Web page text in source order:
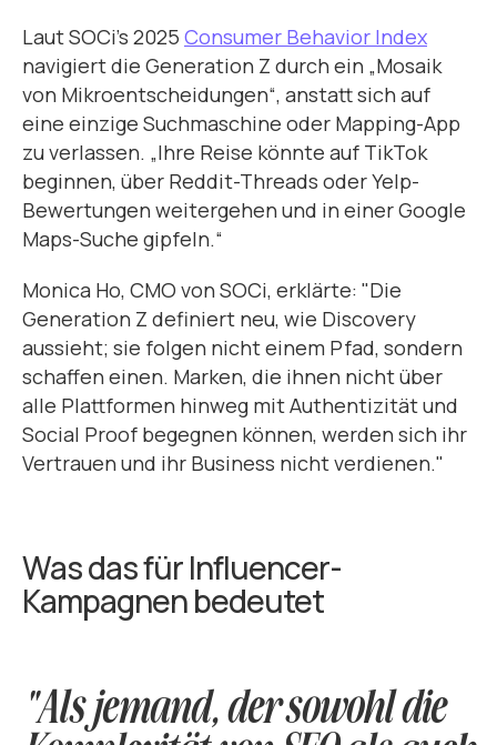
Laut SOCi's 2025 Consumer Behavior Index
navigiert die Generation Z durch ein „Mosaik
von Mikroentscheidungen“, anstatt sich auf
eine einzige Suchmaschine oder Mapping-App
zu verlassen. „Ihre Reise könnte auf TikTok
beginnen, über Reddit-Threads oder Yelp-
Bewertungen weitergehen und in einer Google
Maps-Suche gipfeln.“
Monica Ho, CMO von SOCi, erklärte: "Die
Generation Z definiert neu, wie Discovery
aussieht; sie folgen nicht einem Pfad, sondern
schaffen einen. Marken, die ihnen nicht über
alle Plattformen hinweg mit Authentizität und
Social Proof begegnen können, werden sich ihr
Vertrauen und ihr Business nicht verdienen."
Was das für Influencer-
Kampagnen bedeutet
"Als jemand, der sowohl die